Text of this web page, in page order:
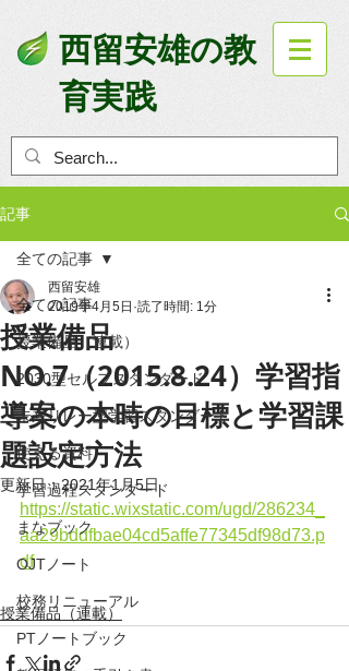
西留安雄の教
育実践
記事
全ての記事
授業備品（連載）
2030型セルフスタンダード
未来リレー型学習スタンダード
使える資料
学習過程スタンダード
まなブック
OJTノート
校務リニューアル
PTノートブック
全ての記事
授業備品
NO.7（2015.8.24）学習指
導案の本時の目標と学習課
題設定方法
西留安雄
2019年4月5日 読了時間: 1分
更新日：2021年1月5日
https://static.wixstatic.com/ugd/286234_
aa29bddfbae04cd5affe77345df98d73.p
df
授業備品（連載）